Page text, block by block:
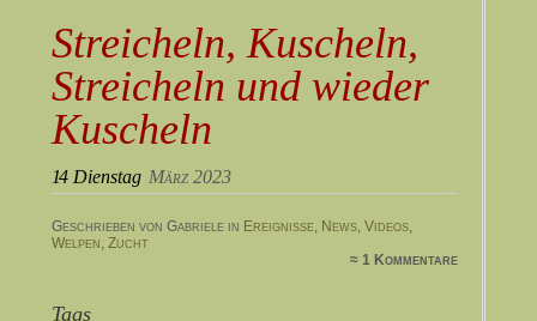
Streicheln, Kuscheln,
Streicheln und wieder
Kuscheln
14 Dienstag März 2023
Geschrieben von Gabriele in Ereignisse, News, Videos,
Welpen, Zucht
≈ 1 Kommentare
Tags